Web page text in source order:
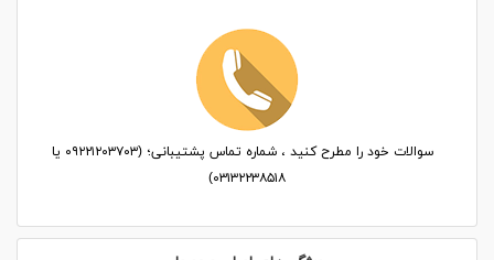
سوالات خود را مطرح کنید ، شماره تماس پشتیبانی؛ (۰۹۲۲۱۲۰۳۷۰۳ یا
۰۳۱۳۲۲۳۸۵۱۸)